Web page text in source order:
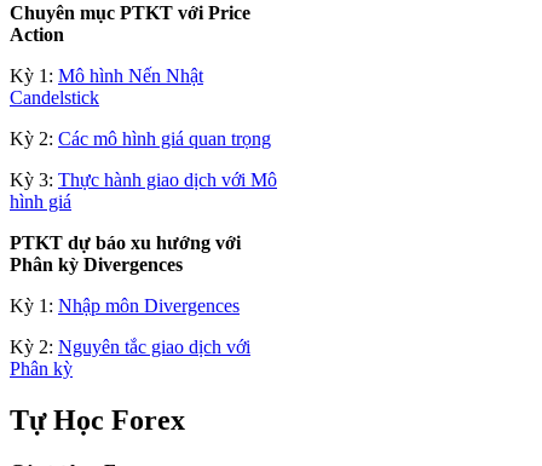
Chuyên mục PTKT với Price
Action
Kỳ 1: Mô hình Nến Nhật
Candelstick
Kỳ 2: Các mô hình giá quan trọng
Kỳ 3: Thực hành giao dịch với Mô
hình giá
PTKT dự báo xu hướng với
Phân kỳ Divergences
Kỳ 1: Nhập môn Divergences
Kỳ 2: Nguyên tắc giao dịch với
Phân kỳ
Tự Học Forex